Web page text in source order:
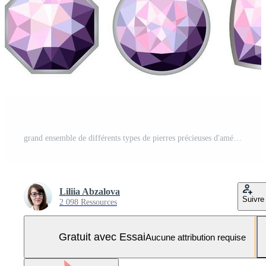
grand ensemble de différents types de pierres précieuses d'améthyste Vecteur Pro et SVG Pro
Liliia Abzalova
2 098 Ressources Suivre
Gratuit avec EssaiAucune attribution requise